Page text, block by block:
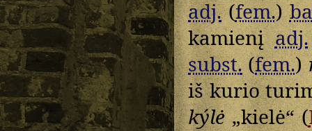
adj.(fem.)
kamienįadj.
subst.(fem.)
iš kurio
kýlė„kielė“ (